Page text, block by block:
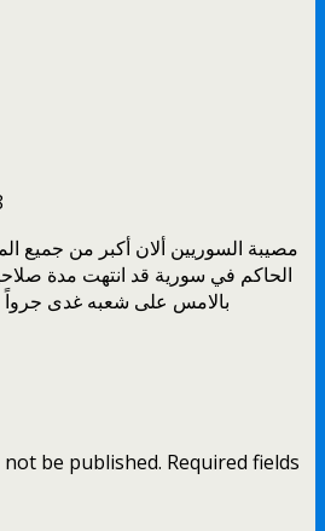
مصيبة السوريين ألان أكبر من جميع
الحاكم في سورية قد انتهت مدة
بالامس على شعبه غدى جرواً
be published. Required fields